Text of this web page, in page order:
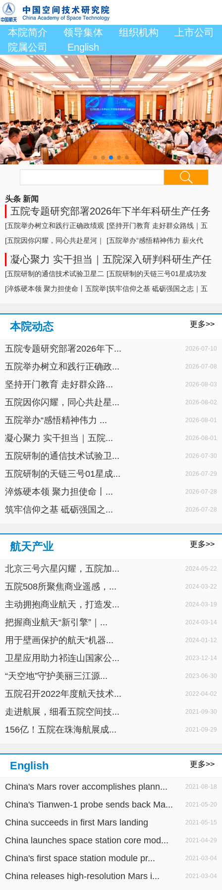
本院简介 领导集体 组织机构
上市公司
院属公司
English
头条 新闻
五院专题研究部署2026年下半年科研生产任务
形势及举措
[五院举办树立和践行正确政绩观
学习教育专题... ]
[坚持开门教育 走好群众路线｜五
院党委开展... ]
[五院因你闪耀，同心共赴星河｜
五院举办20... ]
[五院举办“感悟精神伟力 薪火代
代相传”暨... ]
凝心聚力 实干担当｜五院深入研判科研生产任
务态势，聚力冲刺完成下半年型号任务
[五院研制的通信技术试验卫星二
十七号A星成... ]
[五院研制的天链三号01星成功发
射 ]
[淬炼硬本领 聚力担使命丨五院举[筑牢信仰之基 砥砺强国之志｜五
本院动态 更多>>
五院专题研究部署2026年下... 2026-07-10
五院举办树立和践行正确政... 2026-07-08
坚持开门教育 走好群众路... 2026-08-03
五院因你闪耀，同心共赴星... 2026-08-02
五院举办“感悟精神伟力 ... 2026-08-01
凝心聚力 实干担当｜五院... 2026-08-01
五院研制的通信技术试验卫... 2026-07-30
五院研制的天链三号01星成... 2026-07-29
淬炼硬本领 聚力担使命丨... 2026-07-28
筑牢信仰之基 砥砺强国之... 2026-07-28
航天产业 更多>>
北京三号六星闪耀，五院加... 2024-05-22
五院508所聚焦商业遥感，... 2024-03-22
主动拥抱商业航天，打造发... 2024-03-19
把握商业航天“新引擎”｜... 2024-03-14
用于壁画保护的航天“机器... 2024-01-12
卫星应用助力祁连山国家公... 2023-12-14
“天空地”守护美丽三江源... 2023-06-30
五院召开2022年度航天技术... 2022-04-02
走进航展，细看五院空间技... 2021-09-30
156亿！五院在珠海航展成... 2021-09-29
English 更多>>
China's Mars rover accomplishes plann... 2021-08-18
China's Tianwen-1 probe sends back Ma... 2021-05-20
China succeeds in first Mars landing 2021-05-15
China launches space station core mod... 2021-04-29
China's first space station module pr... 2021-03-04
China releases high-resolution Mars i... 2021-03-04